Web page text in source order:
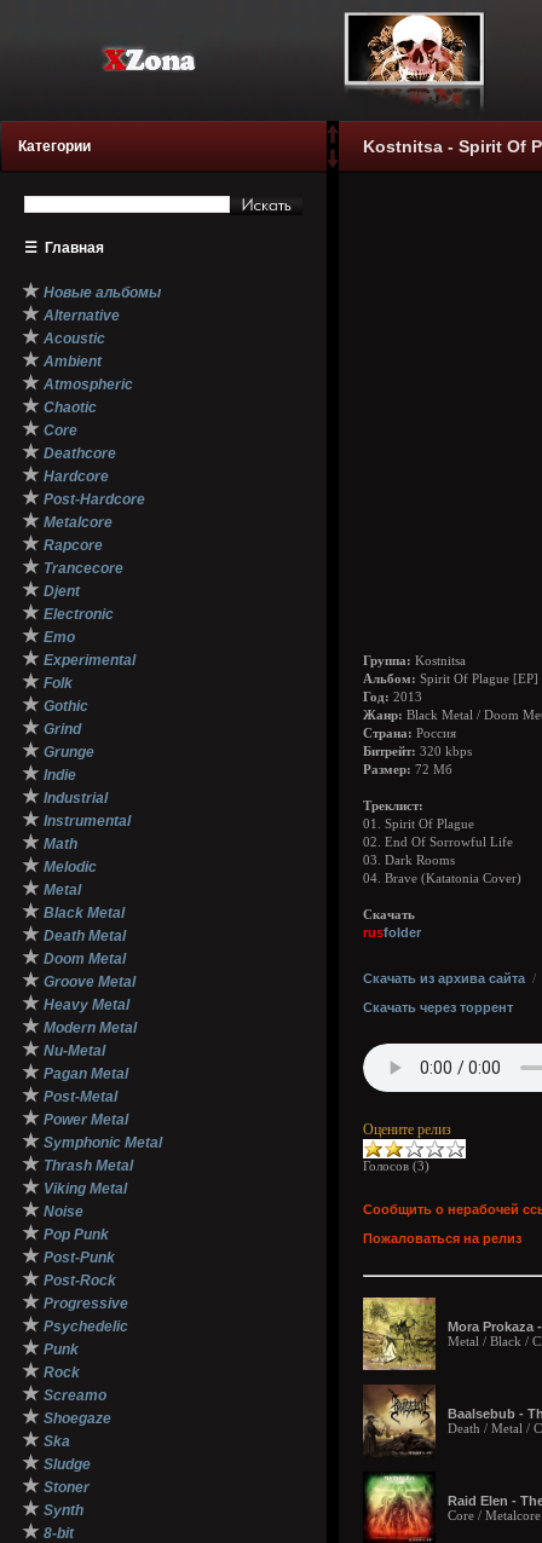
Категории
☰ Главная
★ Новые альбомы
★ Alternative
★ Acoustic
★ Ambient
★ Atmospheric
★ Chaotic
★ Core
★ Deathcore
★ Hardcore
★ Post-Hardcore
★ Metalcore
★ Rapcore
★ Trancecore
★ Djent
★ Electronic
★ Emo
★ Experimental
★ Folk
★ Gothic
★ Grind
★ Grunge
★ Indie
★ Industrial
★ Instrumental
★ Math
★ Melodic
★ Metal
★ Black Metal
★ Death Metal
★ Doom Metal
★ Groove Metal
★ Heavy Metal
★ Modern Metal
★ Nu-Metal
★ Pagan Metal
★ Post-Metal
★ Power Metal
★ Symphonic Metal
★ Thrash Metal
★ Viking Metal
★ Noise
★ Pop Punk
★ Post-Punk
★ Post-Rock
★ Progressive
★ Psychedelic
★ Punk
★ Rock
★ Screamo
★ Shoegaze
★ Ska
★ Sludge
★ Stoner
★ Synth
★ 8-bit
Kostnitsa - Spirit Of
Группа: Kostnitsa
Альбом: Spirit Of Plague [EP]
Год: 2013
Жанр: Black Metal / Doom
Страна: Россия
Битрейт: 320 kbps
Размер: 72 Мб
Треклист:
01. Spirit Of Plague
02. End Of Sorrowful Life
03. Dark Rooms
04. Brave (Katatonia Cover)
Скачать
rusfolder
Скачать из архива сайта /
Скачать через торрент
Оцените релиз
Голосов (3)
Сообщить о нерабочей
Пожаловаться на релиз
Mora Prokaza
Metal / Black /
Baalsebub -
Death / Metal /
Raid Elen -
Core / Metalcore